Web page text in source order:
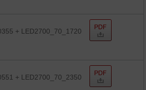
+ LED2700_70_1720
+ LED2700_70_2350